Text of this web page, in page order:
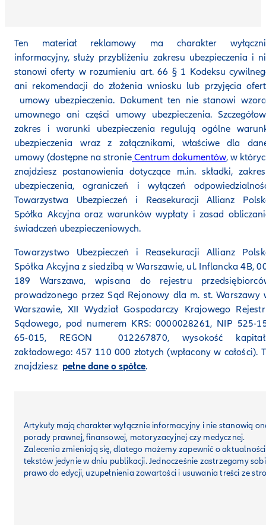
Ten materiał reklamowy ma charakter
informacyjny, służy przybliżeniu zakresu ubezpieczenia i
stanowi oferty w rozumieniu art. 66 § 1 Kodeksu
ani rekomendacji do złożenia wniosku lub przyjęcia
umowy ubezpieczenia. Dokument ten nie stanowi
umownego ani części umowy ubezpieczenia.
zakres i warunki ubezpieczenia regulują ogólne
ubezpieczenia wraz z załącznikami, właściwe dla
umowy (dostępne na stronie Centrum dokumentów, w
znajdziesz postanowienia dotyczące m.in. składki,
ubezpieczenia, ograniczeń i wyłączeń
Towarzystwa Ubezpieczeń i Reasekuracji Allianz
Spółka Akcyjna oraz warunków wypłaty i zasad
świadczeń ubezpieczeniowych.
Towarzystwo Ubezpieczeń i Reasekuracji Allianz
Spółka Akcyjna z siedzibą w Warszawie, ul. Inflancka 4B,
189 Warszawa, wpisana do rejestru
prowadzonego przez Sąd Rejonowy dla m. st. Warszawy
Warszawie, XII Wydział Gospodarczy Krajowego
Sądowego, pod numerem KRS: 0000028261, NIP 525-
65-015, REGON 012267870, wysokość
zakładowego: 457 110 000 złotych (wpłacony w całości).
znajdziesz pełne dane o spółce.
Artykuły mają charakterwyłącznie informacyjny i nie stanowią
porady prawnej, finansowej, motoryzacyjnej czy medycznej.
Zalecenia zmieniają się, dlatego możemy zapewnić o aktualności
tekstów jedynie w dniu publikacji. Jednocześnie zastrzegamy
prawo do edycji, uzupełnienia zawartości i usuwania treści ze